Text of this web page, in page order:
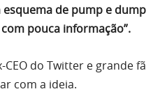
esquema de pump e dump
pouca informação”.
CEO do Twitter e grande fã
com a ideia.